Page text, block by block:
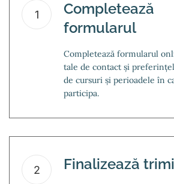
1
Completează
formularul
Completează formularul
tale de contact și
de cursuri și perioadele în
participa.
2 Finalizează